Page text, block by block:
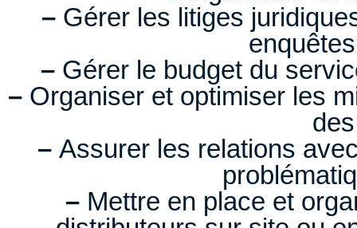
– Gérer les litiges
– Gérer le budget du
– Organiser et optimiser les
– Assurer les relations
– Mettre en place et